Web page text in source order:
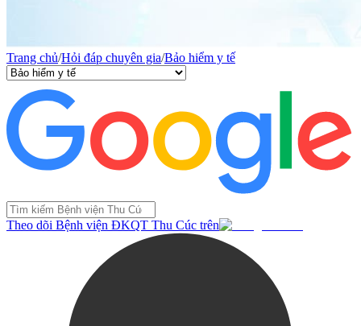
Trang chủ/Hỏi đáp chuyên gia/Bảo hiểm y tế
Theo dõi Bệnh viện ĐKQT Thu Cúc trên